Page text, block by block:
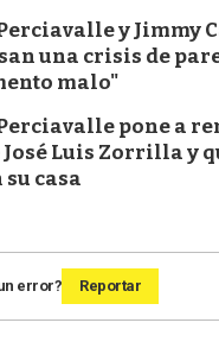
y Jimmy
una crisis de
malo"
pone a
José Luis Zorrilla y
su casa
error? Reportar